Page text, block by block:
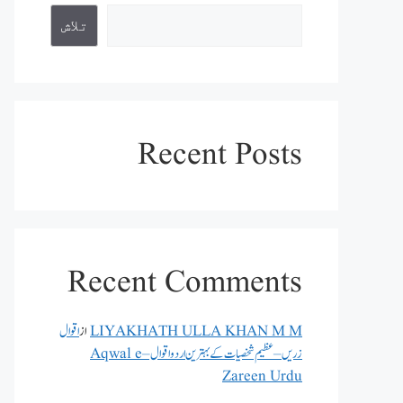
تلاش
Recent Posts
Recent Comments
LIYAKHATH ULLA KHAN M Mازاقوال
زریں – عظیم شخصیات کے بہترین اردو اقوال – Aqwal e
Zareen Urdu